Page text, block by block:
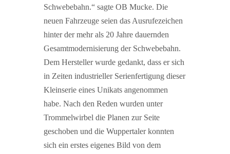
Schwebebahn.“ sagte OB Mucke. Die
neuen Fahrzeuge seien das Ausrufezeichen
hinter der mehr als 20 Jahre dauernden
Gesamtmodernisierung der Schwebebahn.
Dem Hersteller wurde gedankt, dass er sich
in Zeiten industrieller Serienfertigung dieser
Kleinserie eines Unikats angenommen
habe. Nach den Reden wurden unter
Trommelwirbel die Planen zur Seite
geschoben und die Wuppertaler konnten
sich ein erstes eigenes Bild von dem